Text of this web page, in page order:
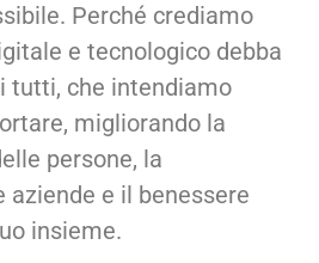
Perché crediamo
e tecnologico debba
tutti, che intendiamo
migliorando la
persone, la
e il benessere
insieme.